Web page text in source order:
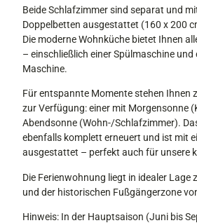
f
a
u
d
e
r
n
s
e
e
r
Beide Schlafzimmer sind separat und
Doppelbetten ausgestattet (160 x 200
Die moderne Wohnküche bietet Ihnen
– einschließlich einer Spülmaschine und
Maschine.
Für entspannte Momente stehen Ihnen
zur Verfügung: einer mit Morgensonne
Abendsonne (Wohn-/Schlafzimmer).
ebenfalls komplett erneuert und ist mit
ausgestattet – perfekt auch für unsere
Die Ferienwohnung liegt in idealer Lage
und der historischen Fußgängerzone
Hinweis: In der Hauptsaison (Juni bis